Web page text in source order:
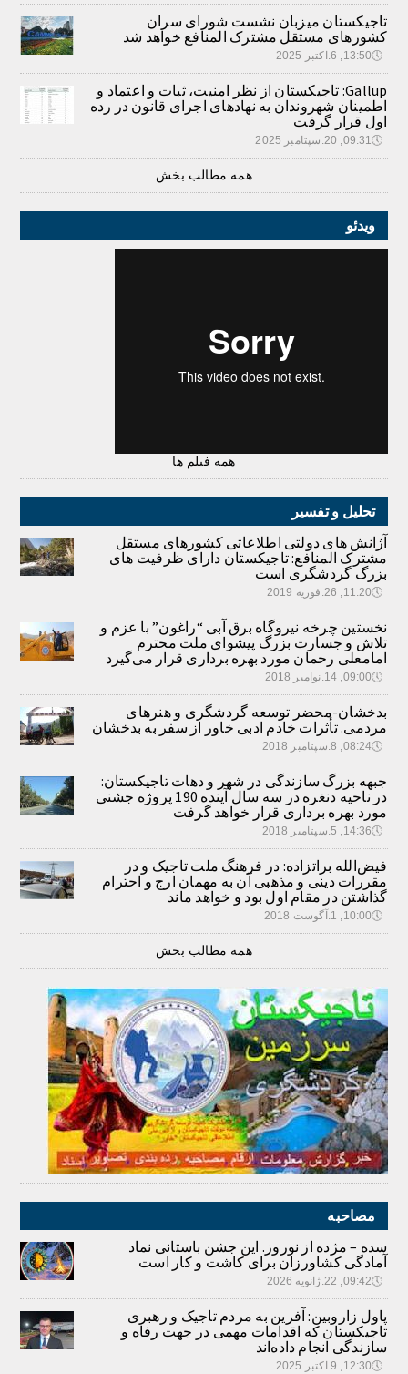
تاجیکستان میزبان نشست شورای سران
کشورهای مستقل مشترک المنافع خواهد شد
🕔13:50, 6.اکتبر 2025
Gallup: تاجیکستان از نظر امنیت، ثبات و اعتماد و
اطمینان شهروندان به نهادهای اجرای قانون در رده
اول قرار گرفت
🕔09:31, 20.سپتامبر 2025
همه مطالب بخش
ویدئو
همه فیلم ها
تحلیل و تفسیر
آژانش های دولتی اطلاعاتی کشورهای مستقل
مشترک المنافع: تاجیکستان دارای ظرفیت های
بزرگ گردشگری است
🕔11:20, 26.فوریه 2019
نخستین چرخه نیروگاه برق آبی “راغون” با عزم و
تلاش و جسارت بزرگ پیشوای ملت محترم
امامعلی رحمان مورد بهره برداری قرار می‌گیرد
🕔09:00, 14.نوامبر 2018
بدخشان-محضر توسعه گردشگری و هنرهای
مردمی. تأثرات خادم ادبی خاور از سفر به بدخشان
🕔08:24, 8.سپتامبر 2018
جبهه بزرگ سازندگی در شهر و دهات تاجیکستان:
در ناحیه دنغره در سه سال آینده 190 پروژه جشنی
مورد بهره برداری قرار خواهد گرفت
🕔14:36, 5.سپتامبر 2018
فیض‌الله براتزاده: در فرهنگ ملت تاجیک و در
مقررات دینی و مذهبی آن به مهمان ارج و احترام
گذاشتن در مقام اول بود و خواهد ماند
🕔10:00, 1.آگوست 2018
همه مطالب بخش
مصاحبه
سده – مژده از نوروز. این جشن باستانی نماد
آمادگی کشاورزان برای کاشت و کار است
🕔09:42, 22.ژانویه 2026
پاول زاروبین: آفرین به مردم تاجیک و رهبری
تاجیکستان که اقدامات مهمی در جهت رفاه و
سازندگی انجام داده‌اند
🕔12:30, 9.اکتبر 2025